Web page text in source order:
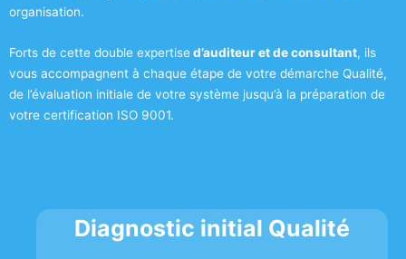
organisation.
Forts de cette double expertised’auditeur et de consultant, ils
vous accompagnent à chaque étape de votre démarche Qualité,
de l’évaluation initiale de votre système jusqu’à la préparation de
votre certification ISO 9001.
Diagnostic initial Qualité